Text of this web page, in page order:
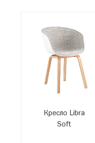
Кресло Libra
Soft